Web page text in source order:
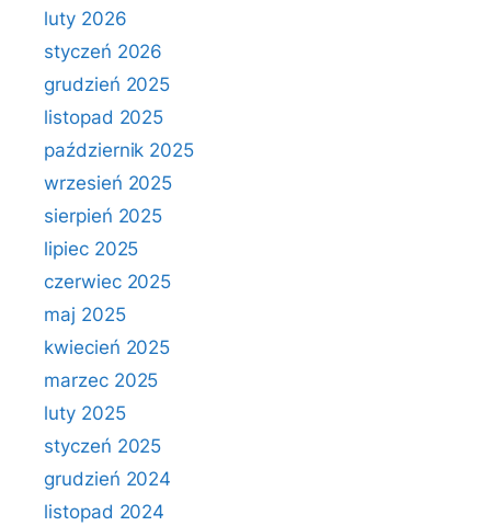
luty 2026
styczeń 2026
grudzień 2025
listopad 2025
październik 2025
wrzesień 2025
sierpień 2025
lipiec 2025
czerwiec 2025
maj 2025
kwiecień 2025
marzec 2025
luty 2025
styczeń 2025
grudzień 2024
listopad 2024